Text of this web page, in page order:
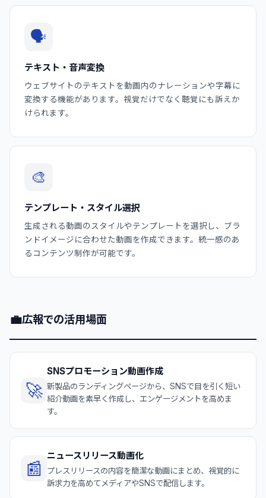
🗣️
テキスト・音声変換
ウェブサイトのテキストを動画内のナレーションや字幕に
変換する機能があります。視覚だけでなく聴覚にも訴えか
けられます。
🎨
テンプレート・スタイル選択
生成される動画のスタイルやテンプレートを選択し、ブラ
ンドイメージに合わせた動画を作成できます。統一感のあ
るコンテンツ制作が可能です。
💼広報での活用場面
🚀
SNSプロモーション動画作成
新製品のランディングページから、SNSで目を引く短い
紹介動画を素早く作成し、エンゲージメントを高めま
す。
📰
ニュースリリース動画化
プレスリリースの内容を簡潔な動画にまとめ、視覚的に
訴求力を高めてメディアやSNSで配信します。